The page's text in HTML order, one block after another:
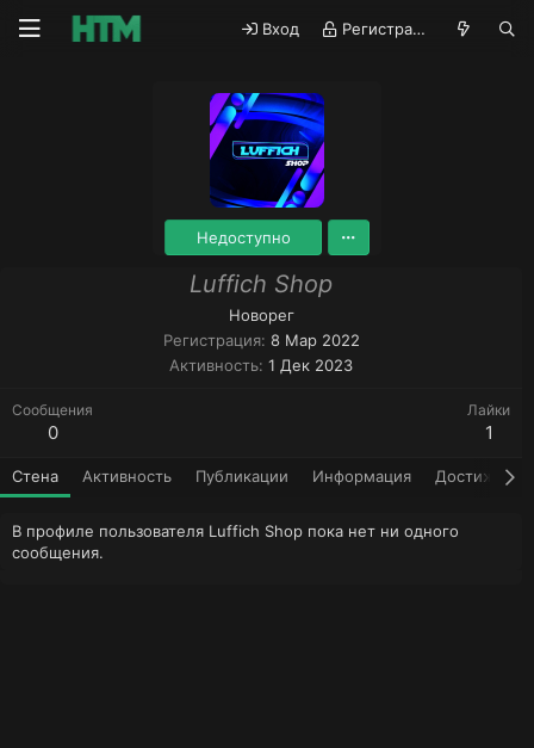
Вход Регистрация
Недоступно
Luffich Shop
Новорег
Регистрация 8 Мар 2022
Активность 1 Дек 2023
Сообщения
0
Лайки
1
Стена Активность Публикации Информация Достижения
В профиле пользователя Luffich Shop пока нет ни одного
сообщения.